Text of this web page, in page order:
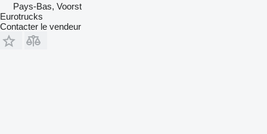
Pays-Bas, Voorst
Eurotrucks
Contacter le vendeur